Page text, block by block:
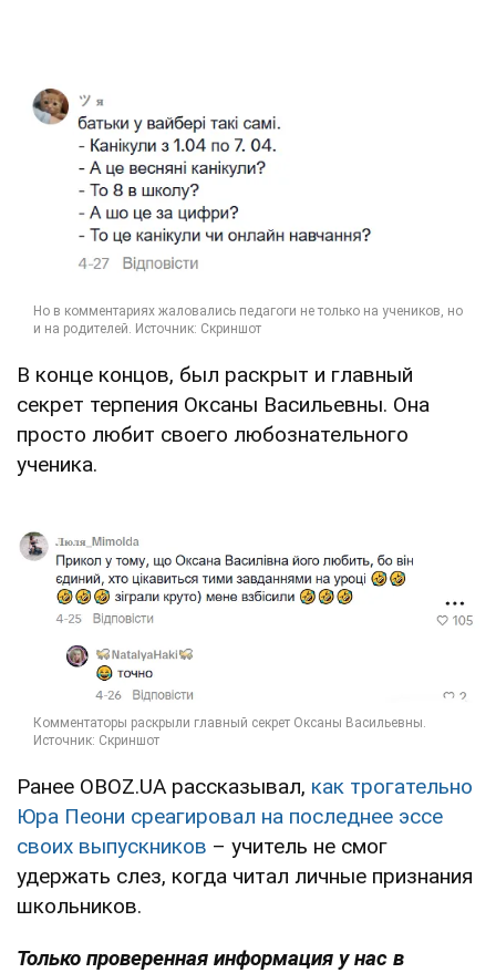
В конце концов, был раскрыт и главный
секрет терпения Оксаны Васильевны. Она
просто любит своего любознательного
ученика.
Ранее OBOZ.UA рассказывал, как трогательно
Юра Пеони среагировал на последнее эссе
своих выпускников – учитель не смог
удержать слез, когда читал личные признания
школьников.
Только проверенная информация у нас в